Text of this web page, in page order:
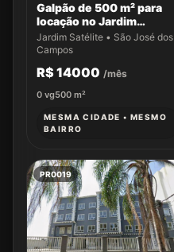
Galpão de 500 m² para
locação no Jardim
Satélite
Jardim Satélite • São José dos
Campos
R$ 14000 /mês
0 vg500 m²
MESMA CIDADE • MESMO
BAIRRO
PR0019